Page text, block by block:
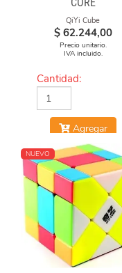
QiYi Cube
$ 62.244,00
Precio unitario.
IVA incluido.
Cantidad:
Agregar
NUEVO